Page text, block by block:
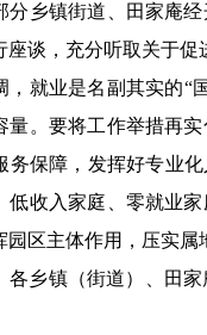
分乡镇街道、田家庵
座谈，充分听取关于
，就业是名副其实的“
量。要将工作举措再
务保障，发挥好专业
低收入家庭、零就业
园区主体作用，压实
各乡镇（街道）、田